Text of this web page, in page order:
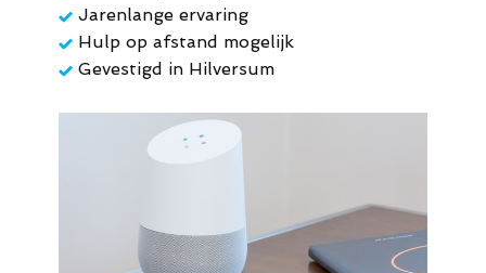
Jarenlange ervaring
Hulp op afstand mogelijk
Gevestigd in Hilversum